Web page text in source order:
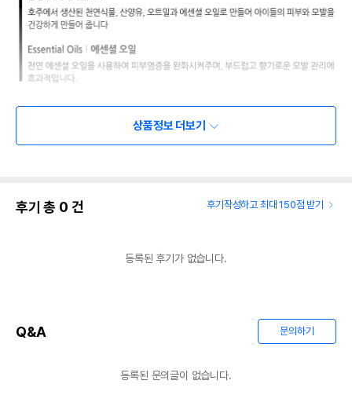
상품정보 더보기
후기 총 0 건 후기작성하고 최대 150점 받기
등록된 후기가 없습니다.
Q&A 문의하기
등록된 문의글이 없습니다.